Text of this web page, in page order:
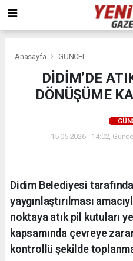
Anasayfa GÜNCEL
DİDİM’DE
DÖNÜŞÜME
15.05.2026 - 14:02,
Didim Belediyesi
yaygınlaştırılması
noktaya atık pil kutuları
kapsamında çevreye
kontrollü şekilde